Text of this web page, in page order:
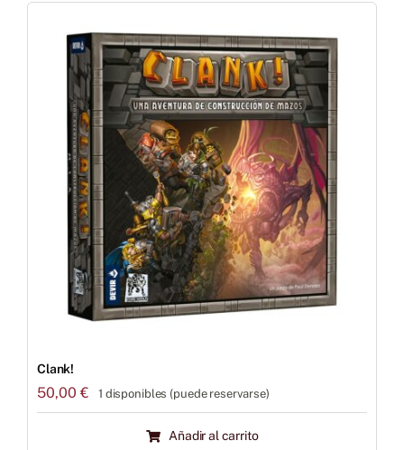
Clank!
50,00€ 1 disponibles (puede reservarse)
Añadir al carrito